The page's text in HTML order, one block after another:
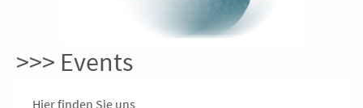
>>> Events
Hier finden Sie uns